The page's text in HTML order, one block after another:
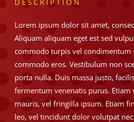
Lorem ipsum dolor sit amet,
Aliquam aliquam eget est sed
commodo turpis vel condimentum
commodo eros. Vestibulum non
porta nulla. Duis massa justo,
fermentum venenatis purus. Etiam
mauris, vel fringilla ipsum. Etiam
leo, vel tincidunt dolor volutpat nec.